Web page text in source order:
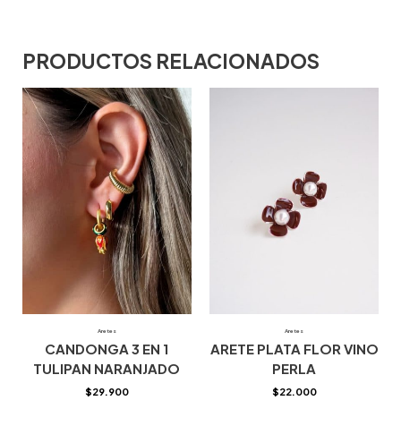
PRODUCTOS RELACIONADOS
Aretes
CANDONGA 3 EN 1
TULIPAN NARANJADO
$29.900
Aretes
ARETE PLATA FLOR VINO
PERLA
$22.000